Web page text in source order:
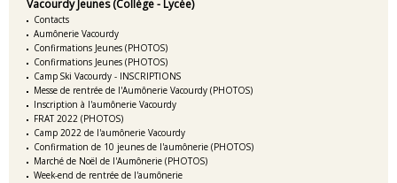
Vacourdy Jeunes (Collège - Lycée)
Contacts
Aumônerie Vacourdy
Confirmations Jeunes (PHOTOS)
Confirmations Jeunes (PHOTOS)
Camp Ski Vacourdy - INSCRIPTIONS
Messe de rentrée de l'Aumônerie Vacourdy (PHOTOS)
Inscription à l'aumônerie Vacourdy
FRAT 2022 (PHOTOS)
Camp 2022 de l'aumônerie Vacourdy
Confirmation de 10 jeunes de l'aumônerie (PHOTOS)
Marché de Noël de l'Aumônerie (PHOTOS)
Week-end de rentrée de l'aumônerie